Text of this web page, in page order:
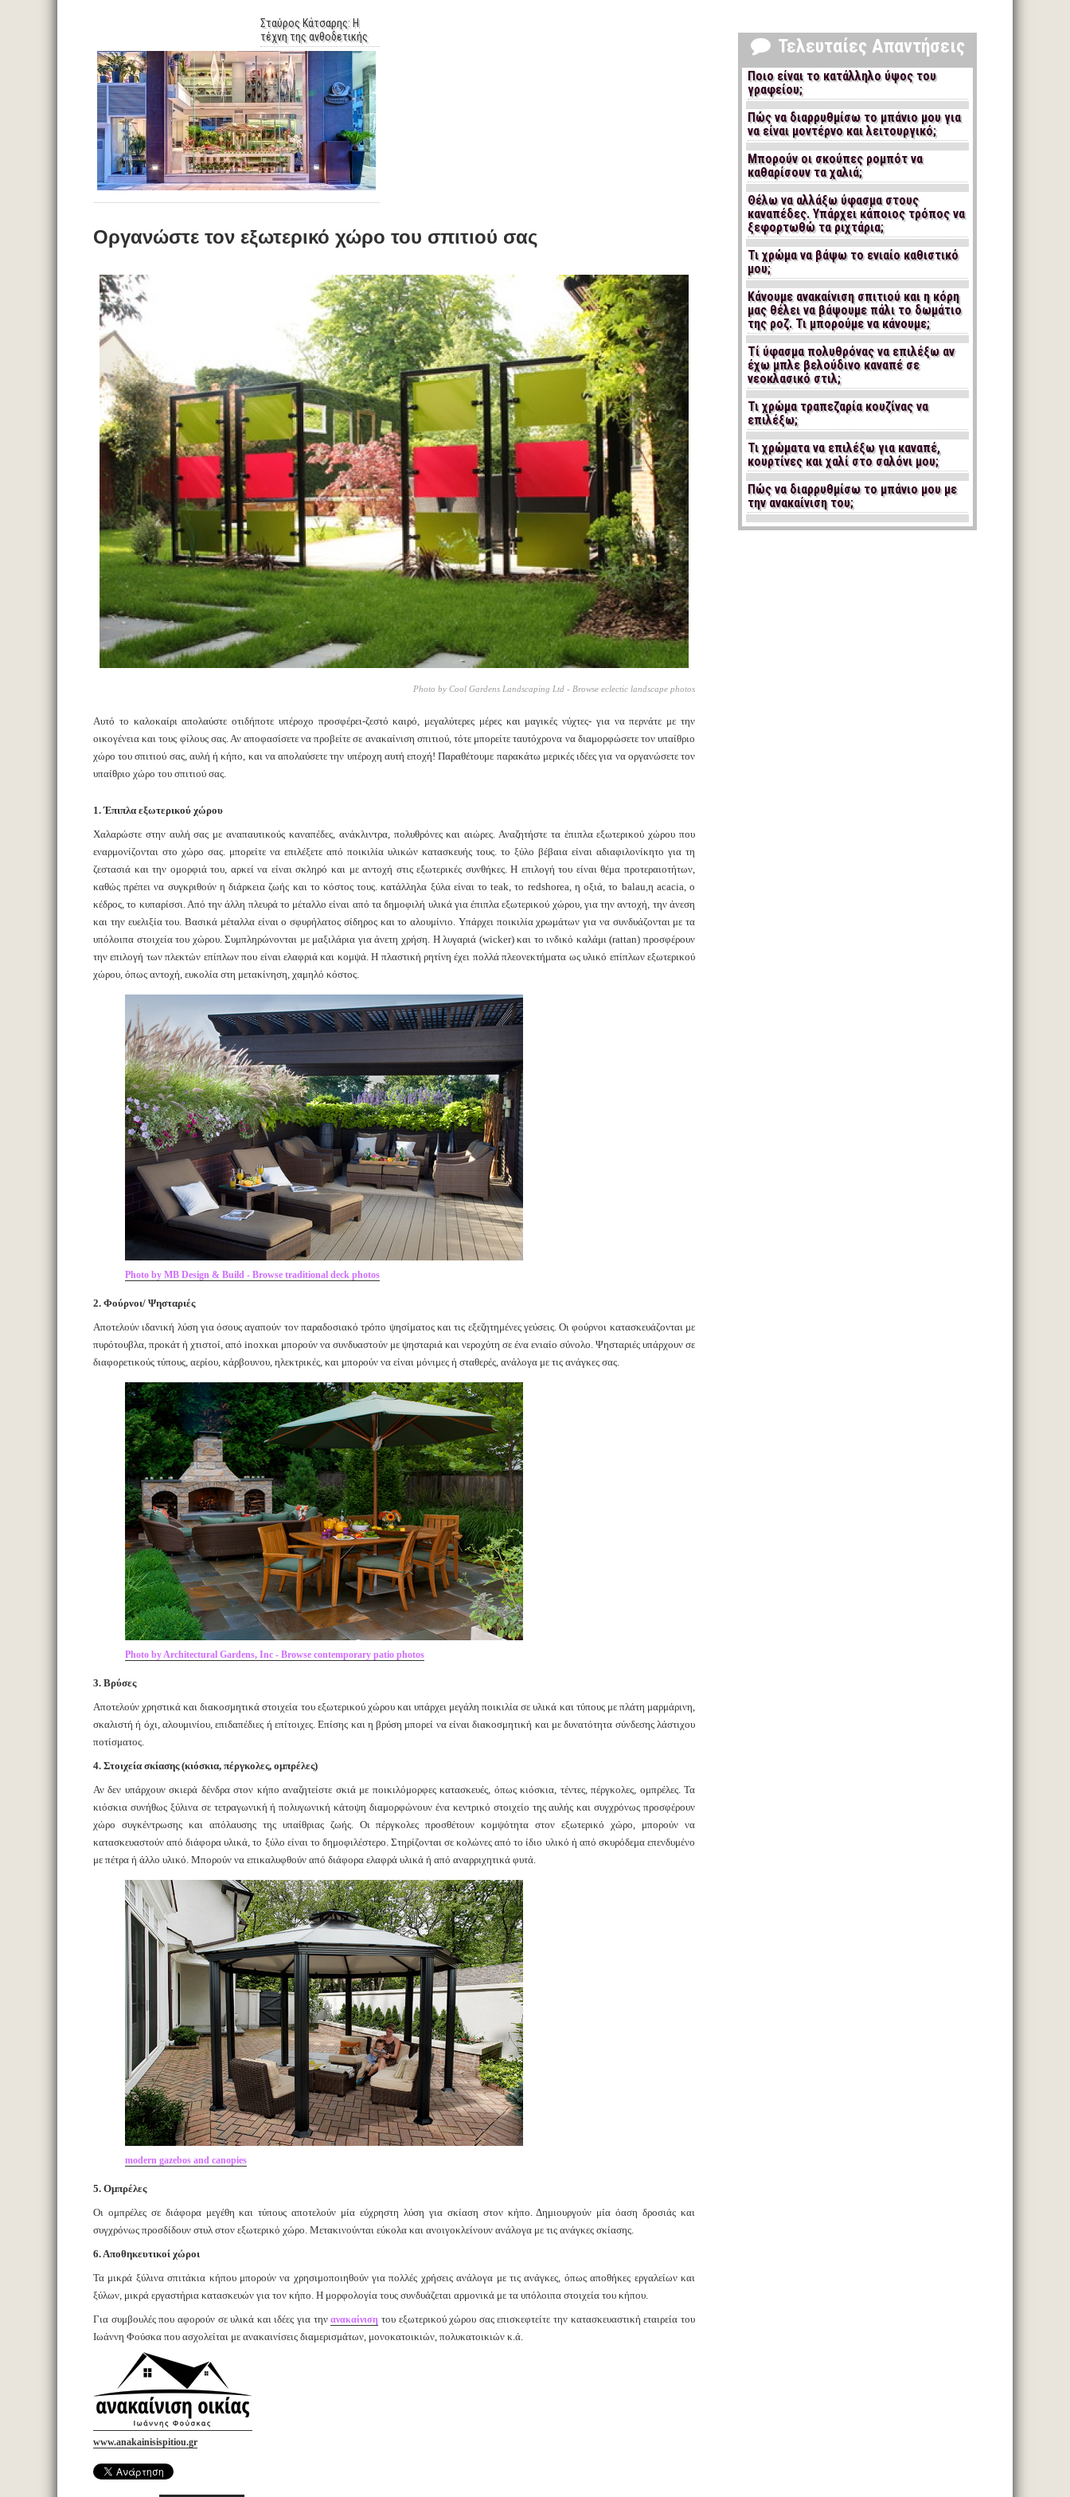
Σταύρος Κάτσαρης: Η
τέχνη της ανθοδετικής
Οργανώστε τον εξωτερικό χώρο του σπιτιού σας
Photo by Cool Gardens Landscaping Ltd - Browse eclectic landscape photos
Αυτό το καλοκαίρι απολαύστε οτιδήποτε υπέροχο προσφέρει-ζεστό καιρό, μεγαλύτερες μέρες και μαγικές νύχτες- για να περνάτε με την
οικογένεια και τους φίλους σας. Αν αποφασίσετε να προβείτε σε ανακαίνιση σπιτιού, τότε μπορείτε ταυτόχρονα να διαμορφώσετε τον υπαίθριο
χώρο του σπιτιού σας, αυλή ή κήπο, και να απολαύσετε την υπέροχη αυτή εποχή! Παραθέτουμε παρακάτω μερικές ιδέες για να οργανώσετε τον
υπαίθριο χώρο του σπιτιού σας.
1. Έπιπλα εξωτερικού χώρου
Χαλαρώστε στην αυλή σας με αναπαυτικούς καναπέδες, ανάκλιντρα, πολυθρόνες και αιώρες. Αναζητήστε τα έπιπλα εξωτερικού χώρου που
εναρμονίζονται στο χώρο σας. μπορείτε να επιλέξετε από ποικιλία υλικών κατασκευής τους. το ξύλο βέβαια είναι αδιαφιλονίκητο για τη
ζεστασιά και την ομορφιά του, αρκεί να είναι σκληρό και με αντοχή στις εξωτερικές συνθήκες. Η επιλογή του είναι θέμα προτεραιοτήτων,
καθώς πρέπει να συγκριθούν η διάρκεια ζωής και το κόστος τους. κατάλληλα ξύλα είναι το teak, το redshorea, η οξιά, το balau,η acacia, ο
κέδρος, το κυπαρίσσι. Από την άλλη πλευρά το μέταλλο είναι από τα δημοφιλή υλικά για έπιπλα εξωτερικού χώρου, για την αντοχή, την άνεση
και την ευελιξία του. Βασικά μέταλλα είναι ο σφυρήλατος σίδηρος και το αλουμίνιο. Υπάρχει ποικιλία χρωμάτων για να συνδυάζονται με τα
υπόλοιπα στοιχεία του χώρου. Συμπληρώνονται με μαξιλάρια για άνετη χρήση. Η λυγαριά (wicker) και το ινδικό καλάμι (rattan) προσφέρουν
την επιλογή των πλεκτών επίπλων που είναι ελαφριά και κομψά. Η πλαστική ρητίνη έχει πολλά πλεονεκτήματα ως υλικό επίπλων εξωτερικού
χώρου, όπως αντοχή, ευκολία στη μετακίνηση, χαμηλό κόστος.
Photo by MB Design & Build - Browse traditional deck photos
2. Φούρνοι/ Ψησταριές
Αποτελούν ιδανική λύση για όσους αγαπούν τον παραδοσιακό τρόπο ψησίματος και τις εξεζητημένες γεύσεις. Οι φούρνοι κατασκευάζονται με
πυρότουβλα, προκάτ ή χτιστοί, από inoxκαι μπορούν να συνδυαστούν με ψησταριά και νεροχύτη σε ένα ενιαίο σύνολο. Ψησταριές υπάρχουν σε
διαφορετικούς τύπους, αερίου, κάρβουνου, ηλεκτρικές, και μπορούν να είναι μόνιμες ή σταθερές, ανάλογα με τις ανάγκες σας.
Photo by Architectural Gardens, Inc - Browse contemporary patio photos
3. Βρύσες
Αποτελούν χρηστικά και διακοσμητικά στοιχεία του εξωτερικού χώρου και υπάρχει μεγάλη ποικιλία σε υλικά και τύπους με πλάτη μαρμάρινη,
σκαλιστή ή όχι, αλουμινίου, επιδαπέδιες ή επίτοιχες. Επίσης και η βρύση μπορεί να είναι διακοσμητική και με δυνατότητα σύνδεσης λάστιχου
ποτίσματος.
4. Στοιχεία σκίασης (κιόσκια, πέργκολες, ομπρέλες)
Αν δεν υπάρχουν σκιερά δένδρα στον κήπο αναζητείστε σκιά με ποικιλόμορφες κατασκευές, όπως κιόσκια, τέντες, πέργκολες, ομπρέλες. Τα
κιόσκια συνήθως ξύλινα σε τετραγωνική ή πολυγωνική κάτοψη διαμορφώνουν ένα κεντρικό στοιχείο της αυλής και συγχρόνως προσφέρουν
χώρο συγκέντρωσης και απόλαυσης της υπαίθριας ζωής. Οι πέργκολες προσθέτουν κομψότητα στον εξωτερικό χώρο, μπορούν να
κατασκευαστούν από διάφορα υλικά, το ξύλο είναι το δημοφιλέστερο. Στηρίζονται σε κολώνες από το ίδιο υλικό ή από σκυρόδεμα επενδυμένο
με πέτρα ή άλλο υλικό. Μπορούν να επικαλυφθούν από διάφορα ελαφρά υλικά ή από αναρριχητικά φυτά.
modern gazebos and canopies
5. Ομπρέλες
Οι ομπρέλες σε διάφορα μεγέθη και τύπους αποτελούν μία εύχρηστη λύση για σκίαση στον κήπο. Δημιουργούν μία όαση δροσιάς και
συγχρόνως προσδίδουν στυλ στον εξωτερικό χώρο. Μετακινούνται εύκολα και ανοιγοκλείνουν ανάλογα με τις ανάγκες σκίασης.
6. Αποθηκευτικοί χώροι
Τα μικρά ξύλινα σπιτάκια κήπου μπορούν να χρησιμοποιηθούν για πολλές χρήσεις ανάλογα με τις ανάγκες, όπως αποθήκες εργαλείων και
ξύλων, μικρά εργαστήρια κατασκευών για τον κήπο. Η μορφολογία τους συνδυάζεται αρμονικά με τα υπόλοιπα στοιχεία του κήπου.
Για συμβουλές που αφορούν σε υλικά και ιδέες για τηνανακαίνιση του εξωτερικού χώρου σας επισκεφτείτε την κατασκευαστική εταιρεία του
Ιωάννη Φούσκα που ασχολείται με ανακαινίσεις διαμερισμάτων, μονοκατοικιών, πολυκατοικιών κ.ά.
www.anakainisispitiou.gr
Τελευταίες Απαντήσεις
Ποιο είναι το κατάλληλο ύψος του
γραφείου;
Πώς να διαρρυθμίσω το μπάνιο μου για
να είναι μοντέρνο και λειτουργικό;
Μπορούν οι σκούπες ρομπότ να
καθαρίσουν τα χαλιά;
Θέλω να αλλάξω ύφασμα στους
καναπέδες. Υπάρχει κάποιος τρόπος να
ξεφορτωθώ τα ριχτάρια;
Τι χρώμα να βάψω το ενιαίο καθιστικό
μου;
Κάνουμε ανακαίνιση σπιτιού και η κόρη
μας θέλει να βάψουμε πάλι το δωμάτιο
της ροζ. Τι μπορούμε να κάνουμε;
Τί ύφασμα πολυθρόνας να επιλέξω αν
έχω μπλε βελούδινο καναπέ σε
νεοκλασικό στιλ;
Τι χρώμα τραπεζαρία κουζίνας να
επιλέξω;
Τι χρώματα να επιλέξω για καναπέ,
κουρτίνες και χαλί στο σαλόνι μου;
Πώς να διαρρυθμίσω το μπάνιο μου με
την ανακαίνιση του;